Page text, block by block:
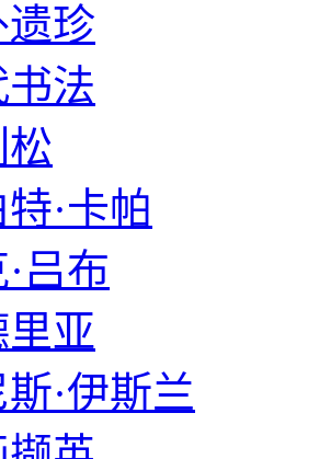
珍
法
松
·卡帕
吕布
亚
·伊斯兰